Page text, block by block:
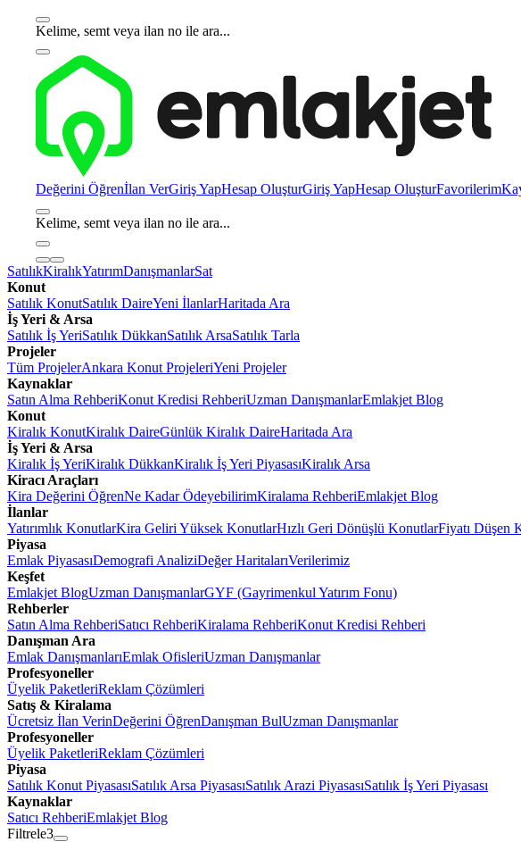
Kelime, semt veya ilan no ile ara...
Değerini Öğrenİlan VerGiriş YapHesap OluşturGiriş YapHesap OluşturFavorilerim
Kelime, semt veya ilan no ile ara...
SatılıkKiralıkYatırımDanışmanlarSat
Konut
Satılık KonutSatılık DaireYeni İlanlarHaritada Ara
İş Yeri & Arsa
Satılık İş YeriSatılık DükkanSatılık ArsaSatılık Tarla
Projeler
Tüm ProjelerAnkara Konut ProjeleriYeni Projeler
Kaynaklar
Satın Alma RehberiKonut Kredisi RehberiUzman DanışmanlarEmlakjet Blog
Konut
Kiralık KonutKiralık DaireGünlük Kiralık DaireHaritada Ara
İş Yeri & Arsa
Kiralık İş YeriKiralık DükkanKiralık İş Yeri PiyasasıKiralık Arsa
Kiracı Araçları
Kira Değerini ÖğrenNe Kadar ÖdeyebilirimKiralama RehberiEmlakjet Blog
İlanlar
Yatırımlık KonutlarKira Geliri Yüksek KonutlarHızlı Geri Dönüşlü KonutlarFiyatı Düşen
Piyasa
Emlak PiyasasıDemografi AnaliziDeğer HaritalarıVerilerimiz
Keşfet
Emlakjet BlogUzman DanışmanlarGYF (Gayrimenkul Yatırım Fonu)
Rehberler
Satın Alma RehberiSatıcı RehberiKiralama RehberiKonut Kredisi Rehberi
Danışman Ara
Emlak DanışmanlarıEmlak OfisleriUzman Danışmanlar
Profesyoneller
Üyelik PaketleriReklam Çözümleri
Satış & Kiralama
Ücretsiz İlan VerinDeğerini ÖğrenDanışman BulUzman Danışmanlar
Profesyoneller
Üyelik PaketleriReklam Çözümleri
Piyasa
Satılık Konut PiyasasıSatılık Arsa PiyasasıSatılık Arazi PiyasasıSatılık İş Yeri Piyasası
Kaynaklar
Satıcı RehberiEmlakjet Blog
Filtrele3